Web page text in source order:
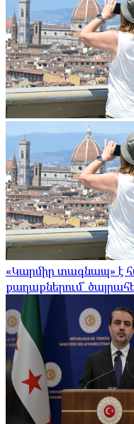
«Կարմիր տագնապ» է
քաղաքներում՝